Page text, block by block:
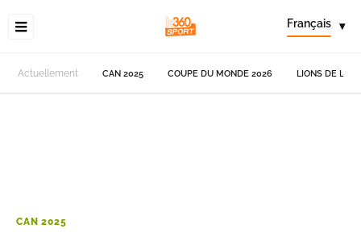
Français ▾
Actuellement CAN 2025 COUPE DU MONDE 2026 LIONS DE
CAN 2025